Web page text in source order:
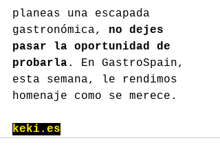
planeas una escapada
gastronómica, no dejes
pasar la oportunidad de
probarla. En GastroSpain,
esta semana, le rendimos
homenaje como se merece.
keki.es